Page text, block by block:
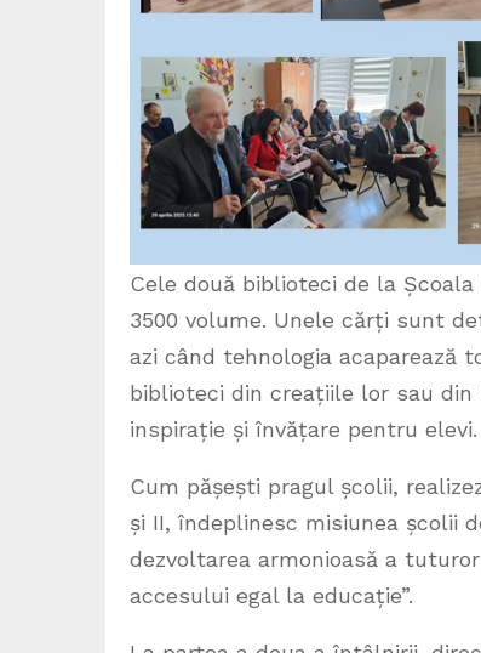
Cele două biblioteci de la
3500 volume. Unele cărți sunt
azi când tehnologia acaparează
biblioteci din creațiile lor sau
inspirație și învățare pentru elevi.
Cum pășești pragul școlii,
și II, îndeplinesc misiunea școlii
dezvoltarea armonioasă a
accesului egal la educație”.